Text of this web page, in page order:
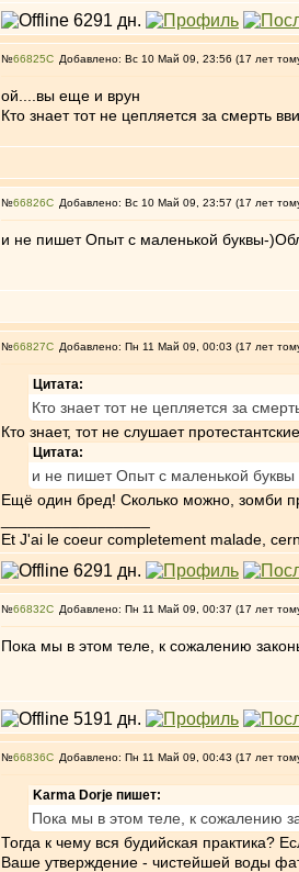
№66825 Добавлено: Вс 10 Май 09, 23:56 (17 лет
ой....вы еще и врун
Кто знает тот не цепляется за смерть
№66826 Добавлено: Вс 10 Май 09, 23:57 (17 лет
и не пишет Опыт с маленькой буквы-
№66827 Добавлено: Пн 11 Май 09, 00:03 (17 лет
Цитата:
Кто знает тот не цепляется за
Кто знает, тот не слушает
Цитата:
и не пишет Опыт с маленькой буквы
Ещё один бред! Сколько можно, зомби
Et J'ai le coeur completement malade,
№66832 Добавлено: Пн 11 Май 09, 00:37 (17 лет
Пока мы в этом теле, к сожалению
№66836 Добавлено: Пн 11 Май 09, 00:43 (17 лет
Karma Dorje пишет:
Пока мы в этом теле, к сожалению
Тогда к чему вся будийская практика?
Ваше утверждение - чистейшей воды